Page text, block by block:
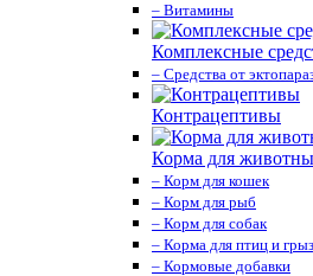
– Витамины
Комплексные
– Средства от
Контрацептивы
Корма для
– Корм для кошек
– Корм для рыб
– Корм для собак
– Корма для птиц и
– Кормовые добавки